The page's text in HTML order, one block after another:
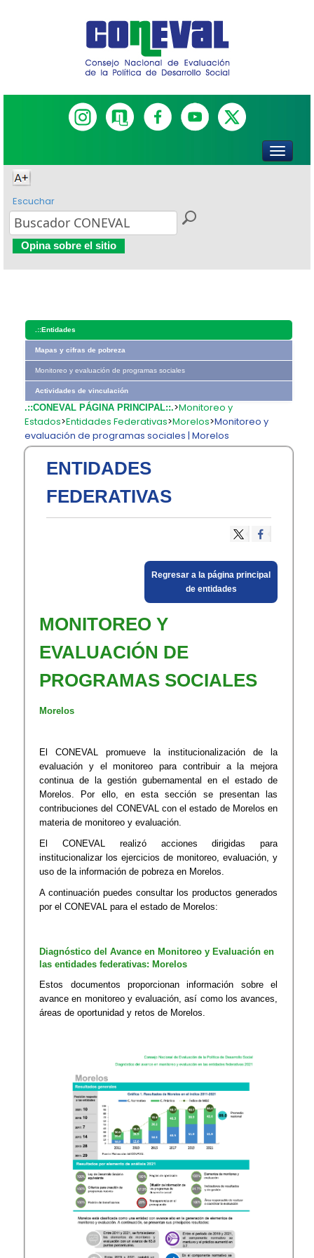
Escuchar
Opina sobre el sitio
.::Entidades
Mapas y cifras de pobreza
Monitoreo y evaluación de programas sociales
Actividades de vinculación
.::CONEVAL PÁGINA PRINCIPAL::.>Monitoreo y
Estados>Entidades Federativas>Morelos>Monitoreo y
evaluación de programas sociales | Morelos
ENTIDADES
FEDERATIVAS
​Regresar a la página principal
de entidades​
MONITOREO Y
EVALUACIÓN DE
PROGRAMAS SOCIALES
Morelos
El CONEVAL promueve la institucionalización de la
evaluación y el monitoreo para contribuir a la mejora
continua de la gestión gubernamental en el estado de
Morelos. Por ello, en esta sección se presentan las
contribuciones del CONEVAL con el estado de Morelos en
materia de monitoreo y evaluación.
El CONEVAL realizó acciones dirigidas para
institucionalizar los ejercicios de monitoreo, evaluación, y
uso de la información de pobreza en Morelos.
A continuación puedes consultar los productos generados
por el CONEVAL para el estado de Morelos:
​Diagnóstico del Avance en Monitoreo y Evaluación ​en
las ​entidades federativas​: Morelos
Estos documentos proporcionan información sobre el
avance en monitoreo y evaluación, así como los avances,
áreas de oportunidad y retos de Morelos.​​